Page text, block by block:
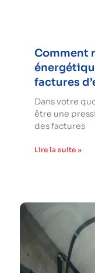
Comment
factures
Dans votre
être une
des factures
Lire la suite »